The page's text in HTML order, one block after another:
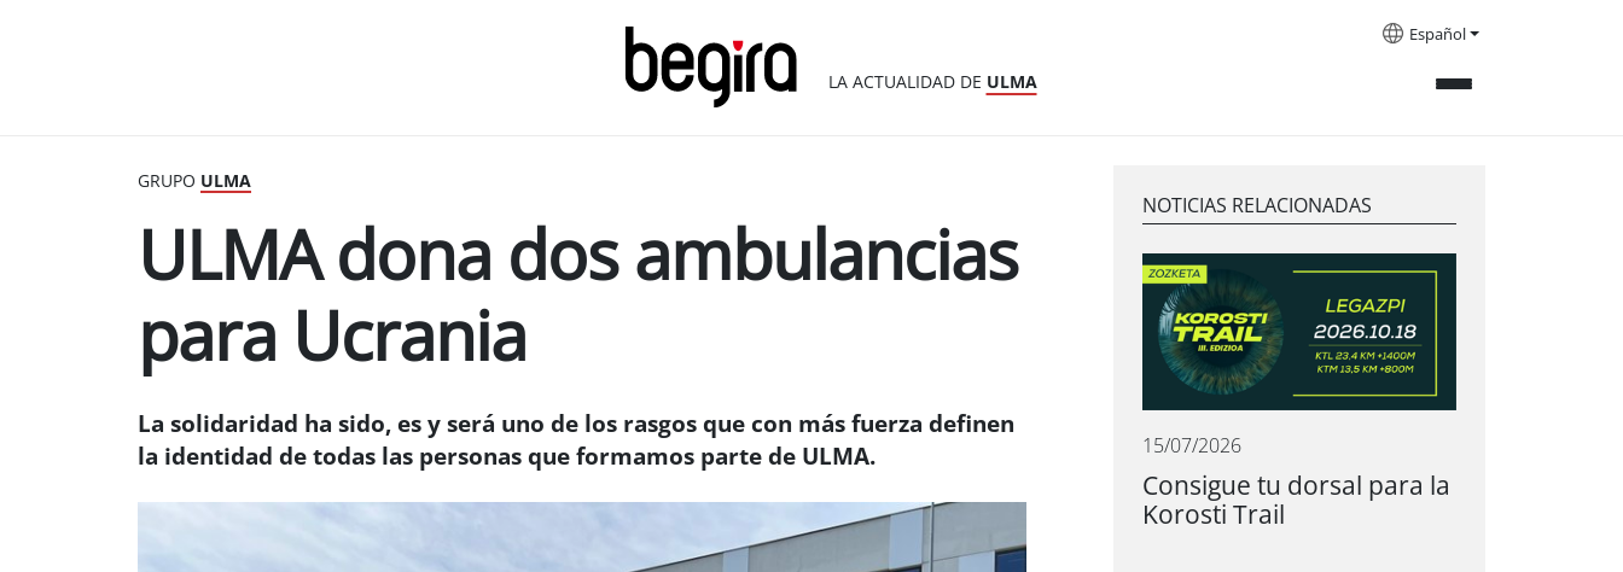
LA ACTUALIDAD DE ULMA
Español
GRUPO ULMA
ULMA dona dos ambulancias
para Ucrania
La solidaridad ha sido, es y será uno de los rasgos que con más fuerza definen
la identidad de todas las personas que formamos parte de ULMA.
NOTICIAS RELACIONADAS
15/07/2026
Consigue tu dorsal para la
Korosti Trail